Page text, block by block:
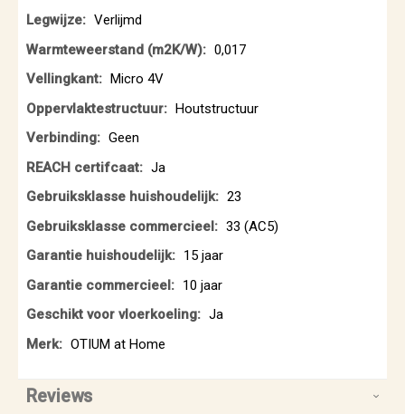
Verlijmd
0,017
Micro 4V
Houtstructuur
Geen
Ja
23
33 (AC5)
15 jaar
10 jaar
Ja
OTIUM at Home
Reviews